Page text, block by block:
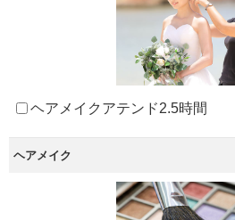
ヘアメイクアテンド2.5時間
ヘアメイク